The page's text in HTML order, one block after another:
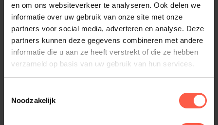
en om ons websiteverkeer te analyseren. Ook delen we
informatie over uw gebruik van onze site met onze
partners voor social media, adverteren en analyse. Deze
partners kunnen deze gegevens combineren met andere
informatie die u aan ze heeft verstrekt of die ze hebben
verzameld op basis van uw gebruik van hun services.
Noodzakelijk
Half ronde
opvangbak lekbak
Verhoog je grillplezier met de
Primo RVS lekbak, perfect
voor ovale Primo GrillS...
127,00
Platesetter
met Primo Platesetter, het
ideale kamado hitteschild!
127,00